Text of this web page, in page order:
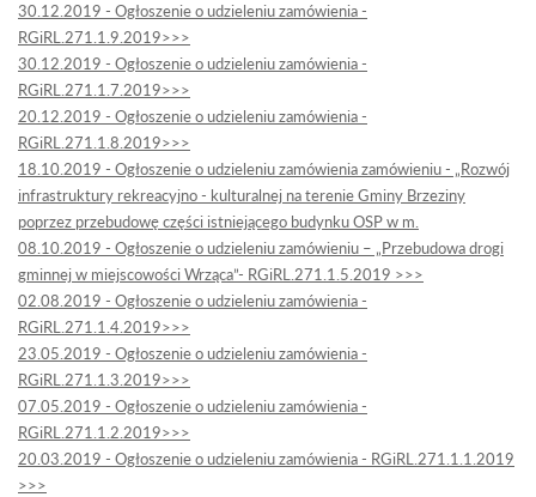
30.12.2019 - Ogłoszenie o udzieleniu zamówienia -
RGiRL.271.1.9.2019>>>
30.12.2019 - Ogłoszenie o udzieleniu zamówienia -
RGiRL.271.1.7.2019>>>
20.12.2019 - Ogłoszenie o udzieleniu zamówienia -
RGiRL.271.1.8.2019>>>
18.10.2019 - Ogłoszenie o udzieleniu zamówienia zamówieniu - „Rozwój
infrastruktury rekreacyjno - kulturalnej na terenie Gminy Brzeziny
poprzez przebudowę części istniejącego budynku OSP w m.
08.10.2019 - Ogłoszenie o udzieleniu zamówieniu – „Przebudowa drogi
gminnej w miejscowości Wrząca”- RGiRL.271.1.5.2019 >>>
02.08.2019 - Ogłoszenie o udzieleniu zamówienia -
RGiRL.271.1.4.2019>>>
23.05.2019 - Ogłoszenie o udzieleniu zamówienia -
RGiRL.271.1.3.2019>>>
07.05.2019 - Ogłoszenie o udzieleniu zamówienia -
RGiRL.271.1.2.2019>>>
20.03.2019 - Ogłoszenie o udzieleniu zamówienia - RGiRL.271.1.1.2019
>>>